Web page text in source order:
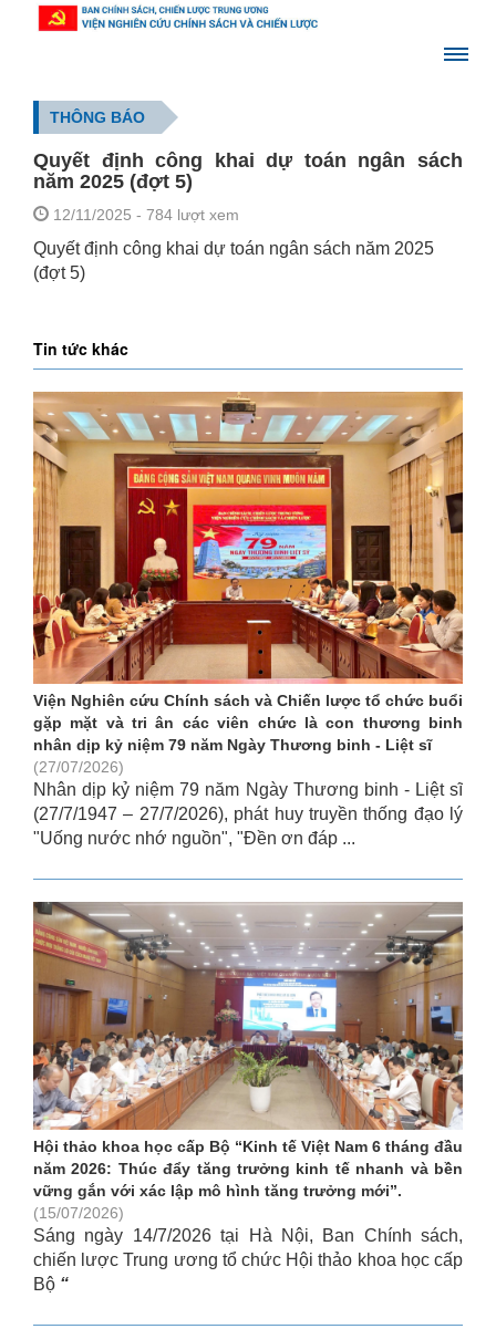
THÔNG BÁO
Quyết định công khai dự toán ngân sách
năm 2025 (đợt 5)
12/11/2025 - 784 lượt xem
Quyết định công khai dự toán ngân sách năm 2025
(đợt 5)
Tin tức khác
Viện Nghiên cứu Chính sách và Chiến lược tổ chức buổi
gặp mặt và tri ân các viên chức là con thương binh
nhân dịp kỷ niệm 79 năm Ngày Thương binh - Liệt sĩ
(27/07/2026)
Nhân dịp kỷ niệm 79 năm Ngày Thương binh - Liệt sĩ
(27/7/1947 – 27/7/2026), phát huy truyền thống đạo lý
"Uống nước nhớ nguồn", "Đền ơn đáp ...
Hội thảo khoa học cấp Bộ “Kinh tế Việt Nam 6 tháng đầu
năm 2026: Thúc đẩy tăng trưởng kinh tế nhanh và bền
vững gắn với xác lập mô hình tăng trưởng mới”.
(15/07/2026)
Sáng ngày 14/7/2026 tại Hà Nội, Ban Chính sách,
chiến lược Trung ương tổ chức Hội thảo khoa học cấp
Bộ “